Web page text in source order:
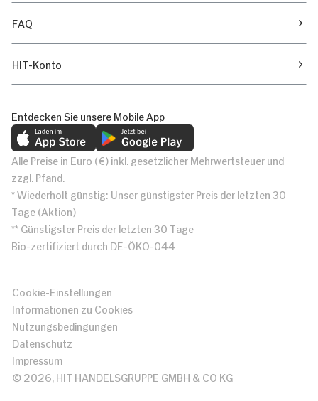
FAQ
HIT-Konto
Entdecken Sie unsere Mobile App
Alle Preise in Euro (€) inkl. gesetzlicher Mehrwertsteuer und
zzgl. Pfand.
* Wiederholt günstig: Unser günstigster Preis der letzten 30
Tage (Aktion)
** Günstigster Preis der letzten 30 Tage
Bio-zertifiziert durch DE-ÖKO-044
Cookie-Einstellungen
Informationen zu Cookies
Nutzungsbedingungen
Datenschutz
Impressum
© 2026, HIT HANDELSGRUPPE GMBH & CO KG